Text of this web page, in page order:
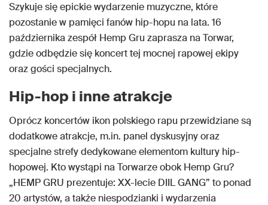
Szykuje się epickie wydarzenie muzyczne, które
pozostanie w pamięci fanów hip-hopu na lata. 16
października zespół Hemp Gru zaprasza na Torwar,
gdzie odbędzie się koncert tej mocnej rapowej ekipy
oraz gości specjalnych.
Hip-hop i inne atrakcje
Oprócz koncertów ikon polskiego rapu przewidziane są
dodatkowe atrakcje, m.in. panel dyskusyjny oraz
specjalne strefy dedykowane elementom kultury hip-
hopowej. Kto wystąpi na Torwarze obok Hemp Gru?
„HEMP GRU prezentuje: XX-lecie DIIL GANG” to ponad
20 artystów, a także niespodzianki i wydarzenia